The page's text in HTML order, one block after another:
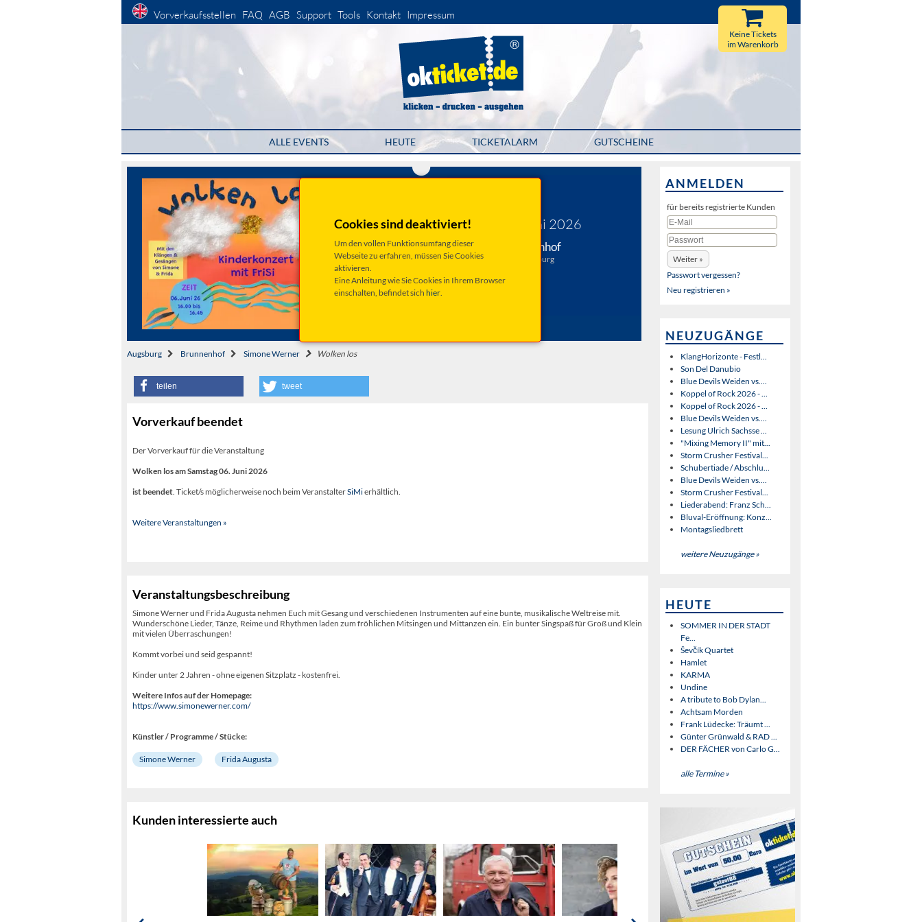
Vorverkaufsstellen FAQ AGB Support Tools Kontakt Impressum
ALLE EVENTS HEUTE TICKETALARM GUTSCHEINE
Keine Tickets
im Warenkorb
Cookies sind deaktiviert!
Um den vollen Funktionsumfang dieser
Webseite zu erfahren, müssen Sie Cookies
aktivieren.
Eine Anleitung wie Sie Cookies in Ihrem Browser
einschalten, befindet sich hier.
Samstag 06. Juni 2026
Augsburg, Brunnenhof
Zeuggasse 8, 86150 Augsburg
Anfahrt ...
Augsburg Brunnenhof Simone Werner Wolken los
teilen tweet
Vorverkauf beendet
Der Vorverkauf für die Veranstaltung
Wolken los am Samstag 06. Juni 2026
ist beendet. Ticket/s möglicherweise noch beim VeranstalterSiMierhältlich.
Weitere Veranstaltungen »
Veranstaltungsbeschreibung
Simone Werner und Frida Augusta nehmen Euch mit Gesang und verschiedenen Instrumenten auf eine bunte, musikalische Weltreise mit.
Wunderschöne Lieder, Tänze, Reime und Rhythmen laden zum fröhlichen Mitsingen und Mittanzen ein. Ein bunter Singspaß für Groß und Klein
mit vielen Überraschungen!
Kommt vorbei und seid gespannt!
Kinder unter 2 Jahren - ohne eigenen Sitzplatz - kostenfrei.
Weitere Infos auf der Homepage:
https://www.simonewerner.com/
Künstler / Programme / Stücke:
Simone Werner Frida Augusta
Kunden interessierte auch
ANMELDEN
für bereits registrierte Kunden
Passwort vergessen?
Neu registrieren »
NEUZUGÄNGE
KlangHorizonte - Festl...
Son Del Danubio
Blue Devils Weiden vs....
Koppel of Rock 2026 - ...
Koppel of Rock 2026 - ...
Blue Devils Weiden vs....
Lesung Ulrich Sachsse ...
"Mixing Memory II" mit...
Storm Crusher Festival...
Schubertiade / Abschlu...
Blue Devils Weiden vs....
Storm Crusher Festival...
Liederabend: Franz Sch...
Bluval-Eröffnung: Konz...
Montagsliedbrett
weitere Neuzugänge »
HEUTE
SOMMER IN DER STADT
Fe...
Ševčík Quartet
Hamlet
KARMA
Undine
A tribute to Bob Dylan...
Achtsam Morden
Frank Lüdecke: Träumt ...
Günter Grünwald & RAD ...
DER FÄCHER von Carlo G...
alle Termine »